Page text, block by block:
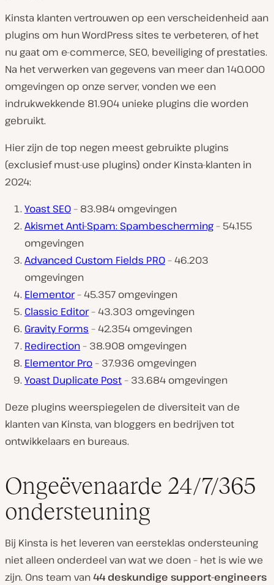
Kinsta klanten vertrouwen op een verscheidenheid aan
plugins om hun WordPress sites te verbeteren, of het
nu gaat om e-commerce, SEO, beveiliging of prestaties.
Na het verwerken van gegevens van meer dan 140.000
omgevingen op onze server, vonden we een
indrukwekkende 81.904 unieke plugins die worden
gebruikt.
Hier zijn de top negen meest gebruikte plugins
(exclusief must-use plugins) onder Kinsta-klanten in
2024:
Yoast SEO– 83.984 omgevingen
Akismet Anti-Spam: Spambescherming– 54.155
omgevingen
Advanced Custom Fields PRO– 46.203
omgevingen
Elementor– 45.357 omgevingen
Classic Editor– 43.303 omgevingen
Gravity Forms – 42.354 omgevingen
Redirection– 38.908 omgevingen
Elementor Pro– 37.936 omgevingen
Yoast Duplicate Post– 33.684 omgevingen
Deze plugins weerspiegelen de diversiteit van de
klanten van Kinsta, van bloggers en bedrijven tot
ontwikkelaars en bureaus.
Ongeëvenaarde 24/7/365
ondersteuning
Bij Kinsta is het leveren van eersteklas ondersteuning
niet alleen onderdeel van wat we doen – het is wie we
zijn. Ons team van44 deskundige support-engineers